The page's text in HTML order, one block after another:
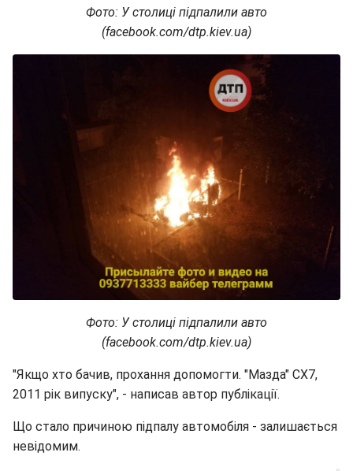
Фото: У столиці підпалили авто
(facebook.com/dtp.kiev.ua)
Фото: У столиці підпалили авто
(facebook.com/dtp.kiev.ua)
"Якщо хто бачив, прохання допомогти. "Мазда" СХ7,
2011 рік випуску", - написав автор публікації.
Що стало причиною підпалу автомобіля - залишається
невідомим.